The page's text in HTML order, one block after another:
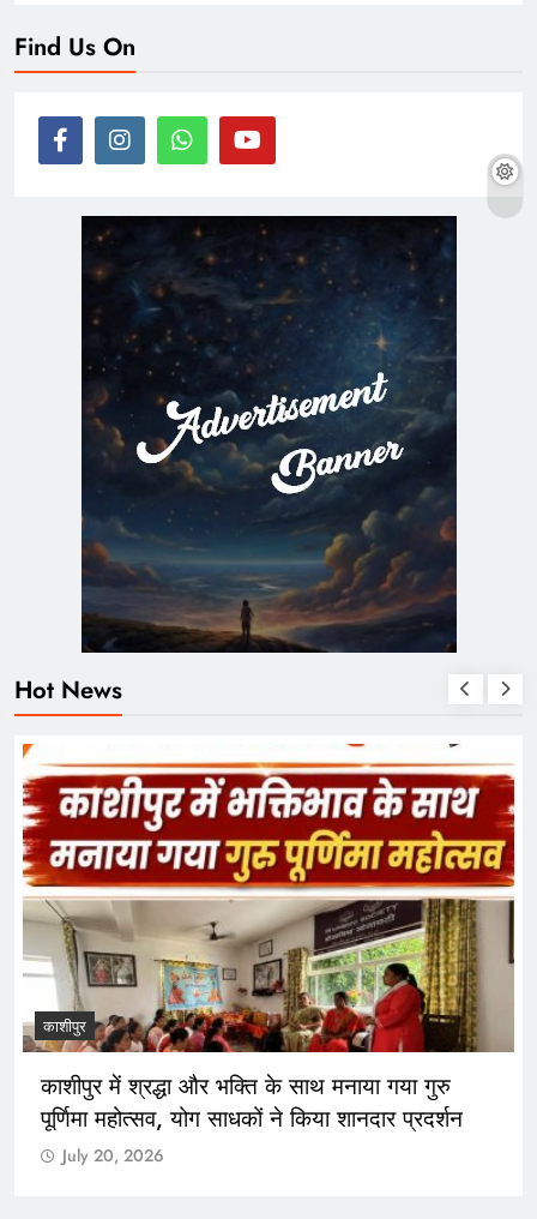
Find Us On
Hot News
काशीपुर
काशीपुर में श्रद्धा और भक्ति के साथ मनाया गया गुरु
पूर्णिमा महोत्सव, योग साधकों ने किया शानदार प्रदर्शन
July 20, 2026